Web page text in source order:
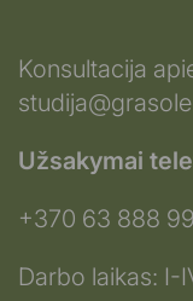
Konsultacija
Užsakymai
+370 63 888
Darbo laikas: I-